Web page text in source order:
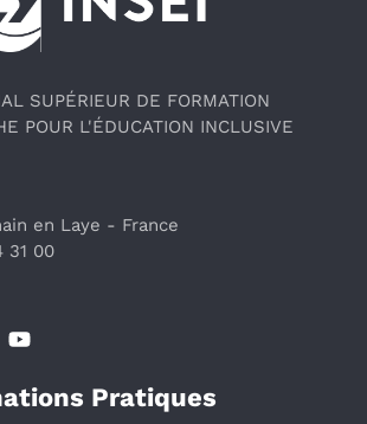
SUPÉRIEUR DE FORMATION
POUR L'ÉDUCATION INCLUSIVE
en Laye - France
31 00
Pratiques